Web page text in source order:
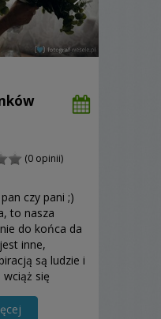
(0 opinii)
czy pani ;)
to nasza
do końca da
inne,
są ludzie i
się